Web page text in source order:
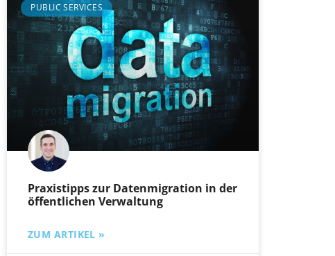
PUBLIC SERVICES
Praxistipps zur Datenmigration in der
öffentlichen Verwaltung
ZUM ARTIKEL »